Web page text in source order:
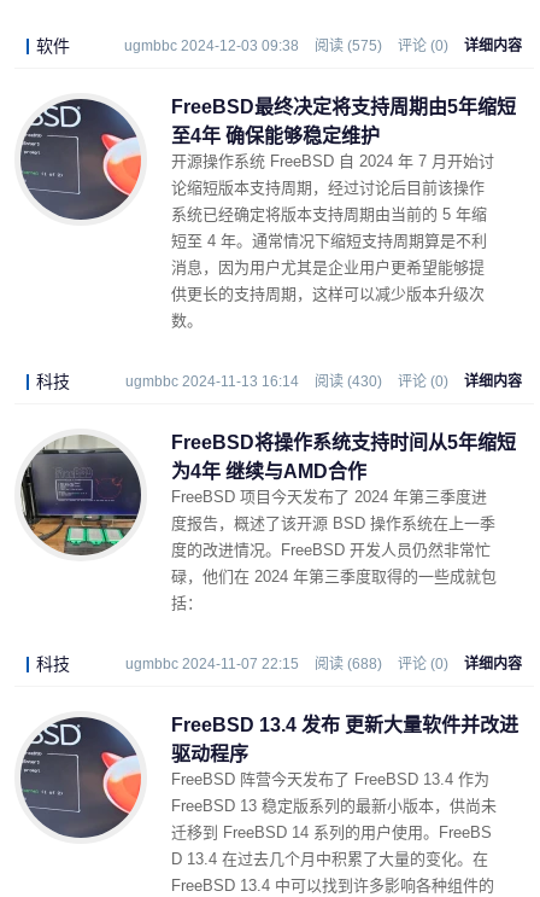
软件 ugmbbc 2024-12-03 09:38 阅读 (575) 评论 (0) 详细内容
FreeBSD最终决定将支持周期由5年缩短
至4年 确保能够稳定维护
开源操作系统 FreeBSD 自 2024 年 7 月开始讨
论缩短版本支持周期，经过讨论后目前该操作
系统已经确定将版本支持周期由当前的 5 年缩
短至 4 年。通常情况下缩短支持周期算是不利
消息，因为用户尤其是企业用户更希望能够提
供更长的支持周期，这样可以减少版本升级次
数。
科技 ugmbbc 2024-11-13 16:14 阅读 (430) 评论 (0) 详细内容
FreeBSD将操作系统支持时间从5年缩短
为4年 继续与AMD合作
FreeBSD 项目今天发布了 2024 年第三季度进
度报告，概述了该开源 BSD 操作系统在上一季
度的改进情况。FreeBSD 开发人员仍然非常忙
碌，他们在 2024 年第三季度取得的一些成就包
括：
科技 ugmbbc 2024-11-07 22:15 阅读 (688) 评论 (0) 详细内容
FreeBSD 13.4 发布 更新大量软件并改进
驱动程序
FreeBSD 阵营今天发布了 FreeBSD 13.4 作为
FreeBSD 13 稳定版系列的最新小版本，供尚未
迁移到 FreeBSD 14 系列的用户使用。FreeBS
D 13.4 在过去几个月中积累了大量的变化。在
FreeBSD 13.4 中可以找到许多影响各种组件的